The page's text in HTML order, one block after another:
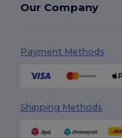
Our Company
Payment Methods
Shipping Methods